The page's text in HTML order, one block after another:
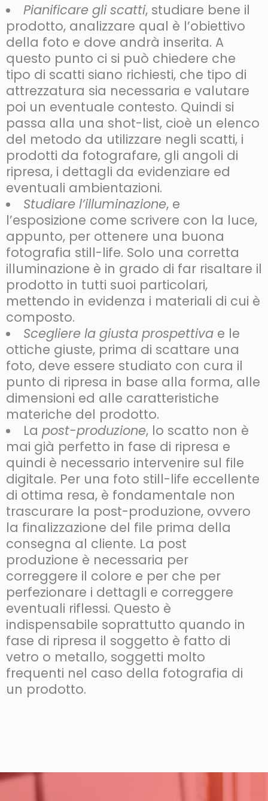
Pianificare gli scatti, studiare bene il
prodotto, analizzare qual è l’obiettivo
della foto e dove andrà inserita. A
questo punto ci si può chiedere che
tipo di scatti siano richiesti, che tipo di
attrezzatura sia necessaria e valutare
poi un eventuale contesto. Quindi si
passa alla una shot-list, cioè un elenco
del metodo da utilizzare negli scatti, i
prodotti da fotografare, gli angoli di
ripresa, i dettagli da evidenziare ed
eventuali ambientazioni.
Studiare l’illuminazione, e
l’esposizione come scrivere con la luce,
appunto, per ottenere una buona
fotografia still-life. Solo una corretta
illuminazione è in grado di far risaltare il
prodotto in tutti suoi particolari,
mettendo in evidenza i materiali di cui è
composto.
Scegliere la giusta prospettiva e le
ottiche giuste, prima di scattare una
foto, deve essere studiato con cura il
punto di ripresa in base alla forma, alle
dimensioni ed alle caratteristiche
materiche del prodotto.
La post-produzione, lo scatto non è
mai già perfetto in fase di ripresa e
quindi è necessario intervenire sul file
digitale. Per una foto still-life eccellente
di ottima resa, è fondamentale non
trascurare la post-produzione, ovvero
la finalizzazione del file prima della
consegna al cliente. La post
produzione è necessaria per
correggere il colore e per che per
perfezionare i dettagli e correggere
eventuali riflessi. Questo è
indispensabile soprattutto quando in
fase di ripresa il soggetto è fatto di
vetro o metallo, soggetti molto
frequenti nel caso della fotografia di
un prodotto.